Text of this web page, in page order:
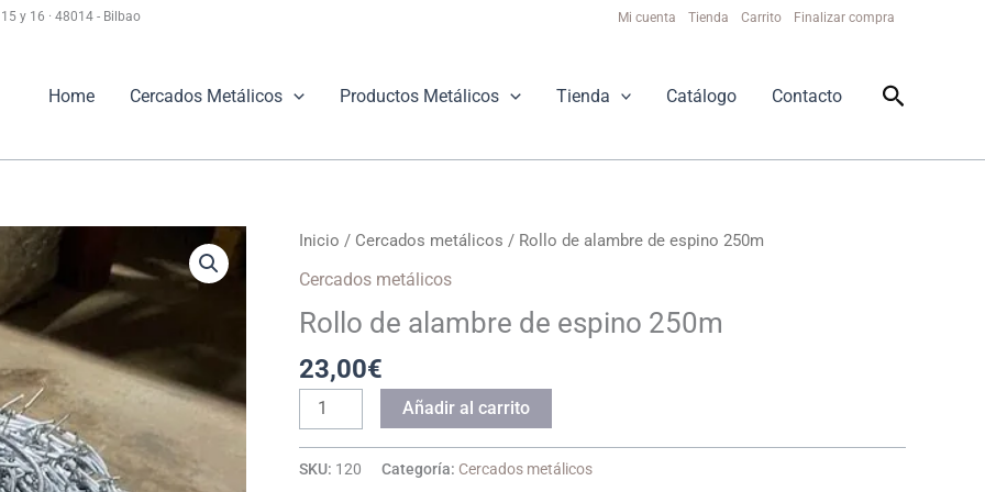
y 16 · 48014 - Bilbao Mi cuenta Tienda Carrito Finalizar compra
Home Cercados Metálicos Productos Metálicos Tienda Catálogo Contacto Buscar
Inicio / Cercados metálicos / Rollo de alambre de espino 250m
Cercados metálicos
Rollo de alambre de espino 250m
23,00€
Rollo
de
Añadir al carrito
SKU: 120 Categoría: Cercados metálicos